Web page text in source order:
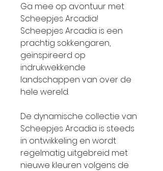
Ga mee op avontuur met
Scheepjes Arcadia!
Scheepjes Arcadia is een
prachtig sokkengaren,
geïnspireerd op
indrukwekkende
landschappen van over de
hele wereld.
De dynamische collectie van
Scheepjes Arcadia is steeds
in ontwikkeling en wordt
regelmatig uitgebreid met
nieuwe kleuren volgens de